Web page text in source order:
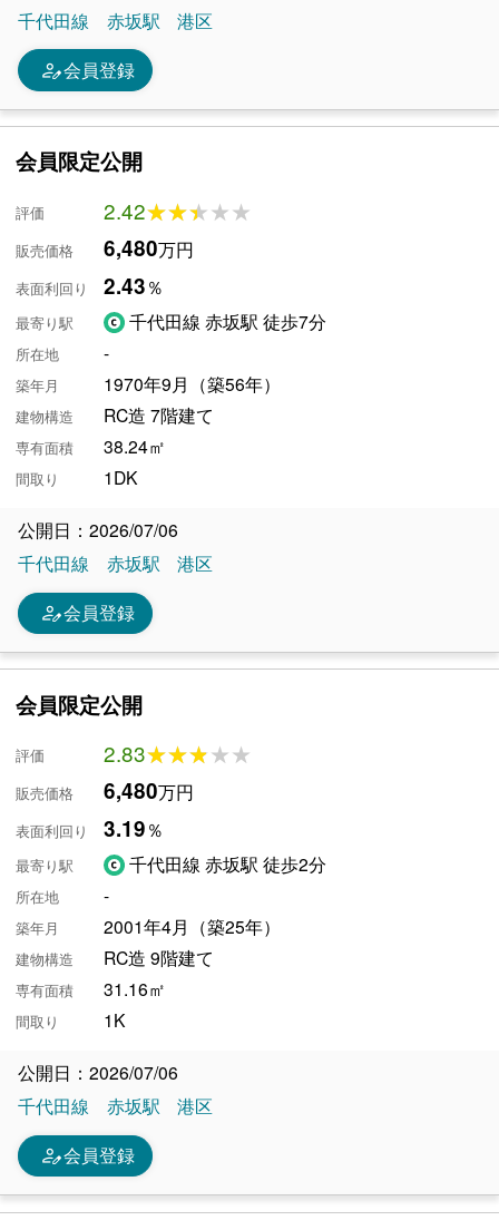
千代田線
赤坂駅 港区
person_edit会員登録
会員限定公開
評価 2.42★★★★★
★★★★★
販売価格 6,480万円
表面利回り 2.43％
最寄り駅 千代田線 赤坂駅 徒歩7分
所在地 -
築年月 1970年9月（築56年）
建物構造 RC造 7階建て
専有面積 38.24㎡
間取り 1DK
公開日：2026/07/06
千代田線
赤坂駅 港区
person_edit会員登録
会員限定公開
評価 2.83★★★★★
★★★★★
販売価格 6,480万円
表面利回り 3.19％
最寄り駅 千代田線 赤坂駅 徒歩2分
所在地 -
築年月 2001年4月（築25年）
建物構造 RC造 9階建て
専有面積 31.16㎡
間取り 1K
公開日：2026/07/06
千代田線
赤坂駅 港区
person_edit会員登録